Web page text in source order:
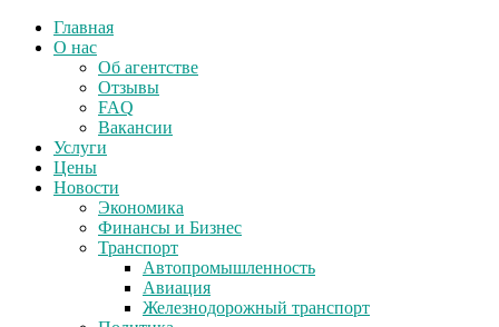
Главная
О нас
Об агентстве
Отзывы
FAQ
Вакансии
Услуги
Цены
Новости
Экономика
Финансы и Бизнес
Транспорт
Автопромышленность
Авиация
Железнодорожный транспорт